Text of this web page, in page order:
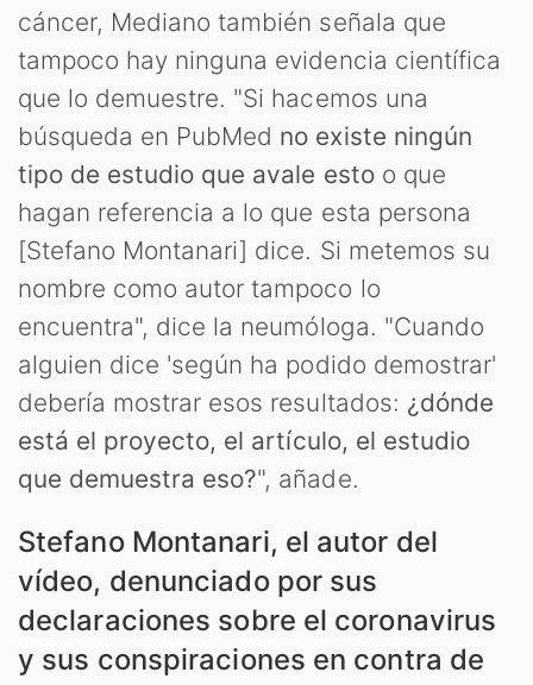
cáncer, Mediano también señala que
tampoco hay ninguna evidencia científica
que lo demuestre. "Si hacemos una
búsqueda en PubMed no existe ningún
tipo de estudio que avale estoo que
hagan referencia a lo que esta persona
[Stefano Montanari] dice. Si metemos su
nombre como autor tampoco lo
encuentra", dice la neumóloga. "Cuando
alguien dice 'según ha podido demostrar'
debería mostrar esos resultados: ¿dónde
está el proyecto, el artículo, el estudio
que demuestra eso?", añade.
Stefano Montanari, el autor del
vídeo, denunciado por sus
declaraciones sobre el coronavirus
y sus conspiraciones en contra de